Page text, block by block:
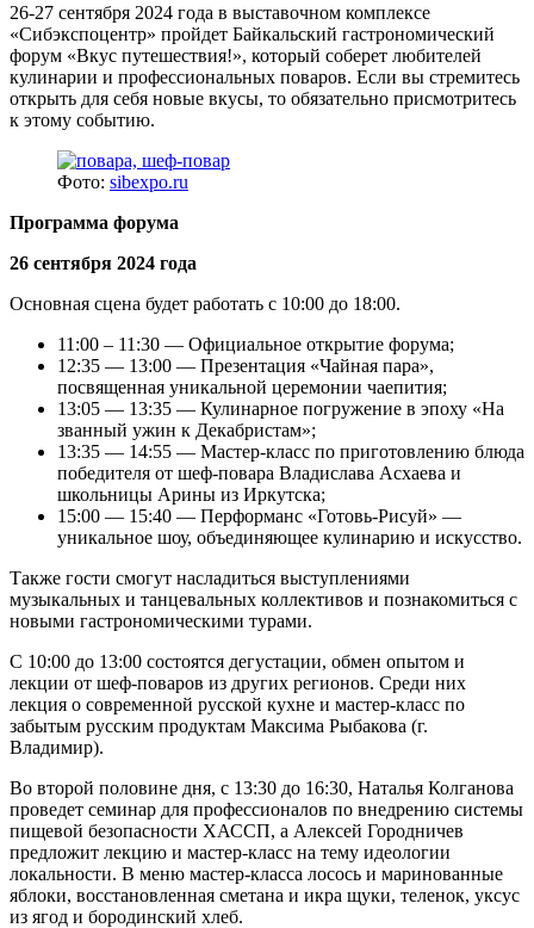
26-27 сентября 2024 года в выставочном комплексе
«Сибэкспоцентр» пройдет Байкальский гастрономический
форум «Вкус путешествия!», который соберет любителей
кулинарии и профессиональных поваров. Если вы стремитесь
открыть для себя новые вкусы, то обязательно присмотритесь
к этому событию.
Фото: sibexpo.ru
Программа форума
26 сентября 2024 года
Основная сцена будет работать с 10:00 до 18:00.
11:00 – 11:30 — Официальное открытие форума;
12:35 — 13:00 — Презентация «Чайная пара»,
посвященная уникальной церемонии чаепития;
13:05 — 13:35 — Кулинарное погружение в эпоху «На
званный ужин к Декабристам»;
13:35 — 14:55 — Мастер-класс по приготовлению блюда
победителя от шеф-повара Владислава Асхаева и
школьницы Арины из Иркутска;
15:00 — 15:40 — Перформанс «Готовь-Рисуй» —
уникальное шоу, объединяющее кулинарию и искусство.
Также гости смогут насладиться выступлениями
музыкальных и танцевальных коллективов и познакомиться с
новыми гастрономическими турами.
С 10:00 до 13:00 состоятся дегустации, обмен опытом и
лекции от шеф-поваров из других регионов. Среди них
лекция о современной русской кухне и мастер-класс по
забытым русским продуктам Максима Рыбакова (г.
Владимир).
Во второй половине дня, с 13:30 до 16:30, Наталья Колганова
проведет семинар для профессионалов по внедрению системы
пищевой безопасности ХАССП, а Алексей Городничев
предложит лекцию и мастер-класс на тему идеологии
локальности. В меню мастер-класса лосось и маринованные
яблоки, восстановленная сметана и икра щуки, теленок, уксус
из ягод и бородинский хлеб.